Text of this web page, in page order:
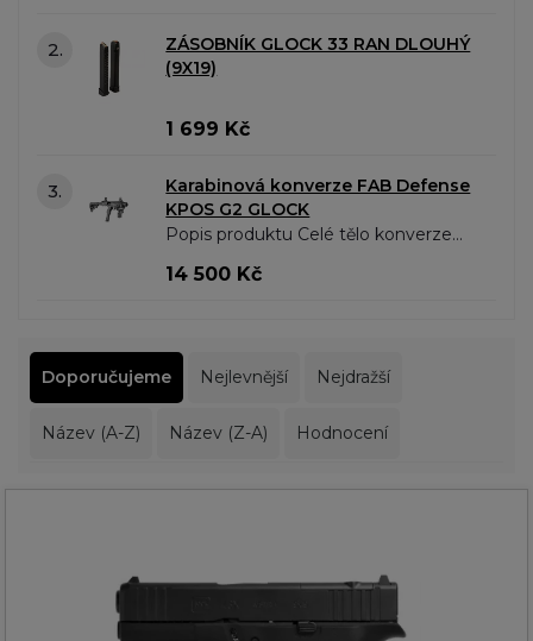
není potřeba nic měnit nebo
upravovat...
2.
ZÁSOBNÍK GLOCK 33 RAN DLOUHÝ
(9X19)
1 699 Kč
3.
Karabinová konverze FAB Defense
KPOS G2 GLOCK
Popis produktu Celé tělo konverze
vyrobené z jednoho pevného kusu
14 500 Kč
Doporučujeme Nejlevnější Nejdražší
Název (A-Z) Název (Z-A) Hodnocení